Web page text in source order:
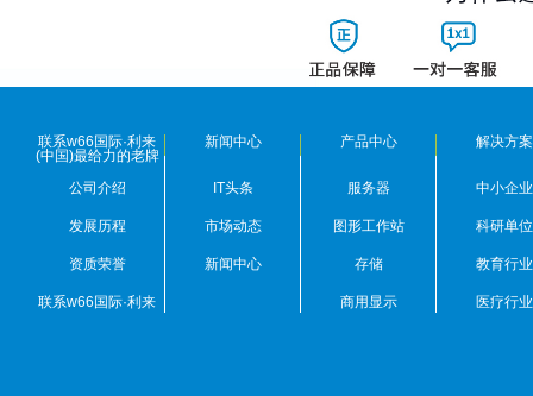
联系w66国际·利来
(中国)最给力的老牌
公司介绍
发展历程
资质荣誉
联系w66国际·利来
新闻中心
IT头条
市场动态
新闻中心
产品中心
服务器
图形工作站
存储
商用显示
解决方案
中小企业
科研单位
教育行业
医疗行业